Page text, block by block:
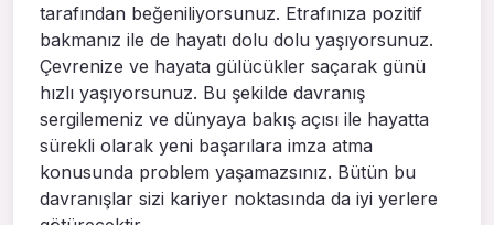
tarafından beğeniliyorsunuz. Etrafınıza pozitif
bakmanız ile de hayatı dolu dolu yaşıyorsunuz.
Çevrenize ve hayata gülücükler saçarak günü
hızlı yaşıyorsunuz. Bu şekilde davranış
sergilemeniz ve dünyaya bakış açısı ile hayatta
sürekli olarak yeni başarılara imza atma
konusunda problem yaşamazsınız. Bütün bu
davranışlar sizi kariyer noktasında da iyi yerlere